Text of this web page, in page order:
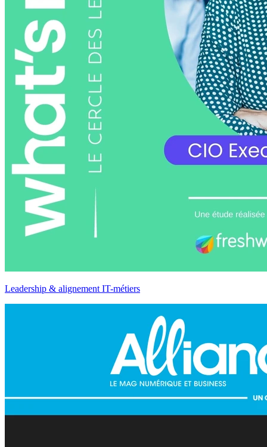
Leadership & alignement IT-métiers